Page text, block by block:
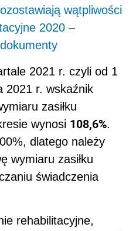
wątpliwości
2020 –
2021 r. czyli od 1
2021 r. wskaźnik
zasiłku
wynosi 108,6%.
dlatego należy
wymiaru zasiłku
świadczenia
rehabilitacyjne,